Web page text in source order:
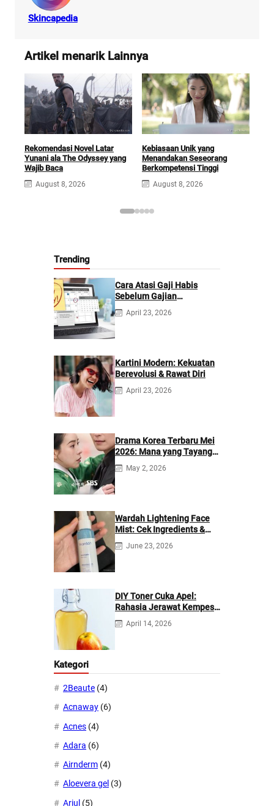
Skincapedia
Artikel menarik Lainnya
Rekomendasi Novel Latar
Yunani ala The Odyssey yang
Wajib Baca
August 8, 2026
Kebiasaan Unik yang
Menandakan Seseorang
Berkompetensi Tinggi
August 8, 2026
Trending
Cara Atasi Gaji Habis
Sebelum Gajian
Berikutnya
April 23, 2026
Kartini Modern: Kekuatan
Berevolusi & Rawat Diri
April 23, 2026
Drama Korea Terbaru Mei
2026: Mana yang Tayang
di Netflix?
May 2, 2026
Wardah Lightening Face
Mist: Cek Ingredients &
Manfaatnya
June 23, 2026
DIY Toner Cuka Apel:
Rahasia Jerawat Kempes
dalam 2 Hari!
April 14, 2026
Kategori
2Beaute (4)
Acnaway (6)
Acnes (4)
Adara (6)
Airnderm (4)
Aloevera gel (3)
Ariul (5)